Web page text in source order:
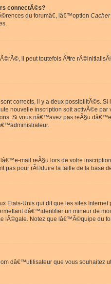
connectÃ©s?
du forumâ€, lâ€™option
il peut toutefois Ãªtre
corrects, il y a deux possibilitÃ©s.
nouvelle inscription soit activÃ©e
Si vous nâ€™avez pas reÃ§u
mail reÃ§u lors de votre
pas pour rÃ©duire la taille de la
Etats-Unis qui dit que les sites
dâ€™identifier un mineur de
lÃ©gale. Notez que lâ€™Ã©quipe du
dâ€™utilisateur que vous